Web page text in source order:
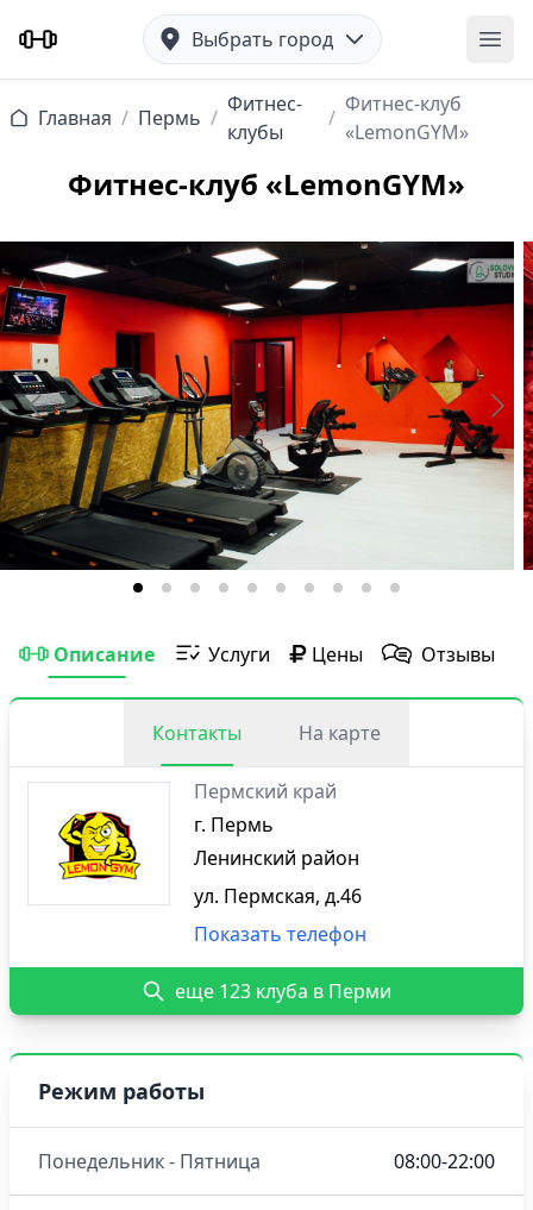
Выбрать город
Главная / Пермь /
Фитнес-
клубы
/
Фитнес-клуб
«LemonGYM»
Фитнес-клуб «LemonGYM»
Описание Услуги Цены Отзывы
Контакты На карте
Пермский край
г. Пермь
Ленинский район
ул. Пермская, д.46
Показать телефон
еще 123 клуба в Перми
Режим работы
Понедельник - Пятница 08:00-22:00